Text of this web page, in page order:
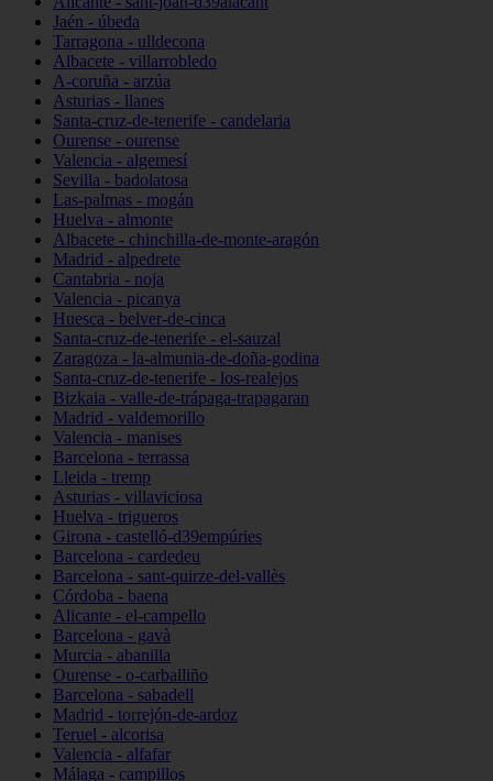
Jaén - úbeda
Tarragona - ulldecona
Albacete - villarrobledo
A-coruña - arzúa
Asturias - llanes
Santa-cruz-de-tenerife - candelaria
Ourense - ourense
Valencia - algemesí
Sevilla - badolatosa
Las-palmas - mogán
Huelva - almonte
Albacete - chinchilla-de-monte-aragón
Madrid - alpedrete
Cantabria - noja
Valencia - picanya
Huesca - belver-de-cinca
Santa-cruz-de-tenerife - el-sauzal
Zaragoza - la-almunia-de-doña-godina
Santa-cruz-de-tenerife - los-realejos
Bizkaia - valle-de-trápaga-trapagaran
Madrid - valdemorillo
Valencia - manises
Barcelona - terrassa
Lleida - tremp
Asturias - villaviciosa
Huelva - trigueros
Girona - castelló-d39empúries
Barcelona - cardedeu
Barcelona - sant-quirze-del-vallès
Córdoba - baena
Alicante - el-campello
Barcelona - gavà
Murcia - abanilla
Ourense - o-carballiño
Barcelona - sabadell
Madrid - torrejón-de-ardoz
Teruel - alcorisa
Valencia - alfafar
Málaga - campillos